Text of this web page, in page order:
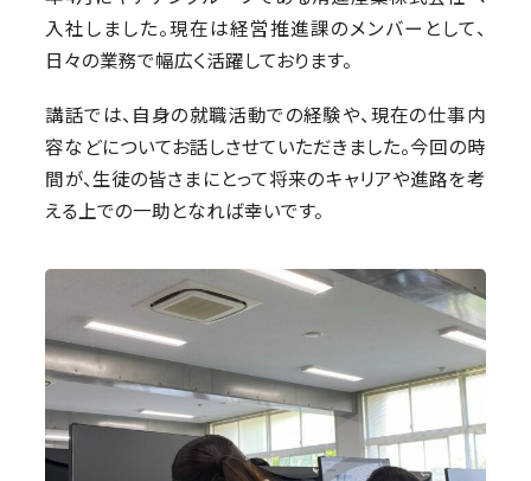
入社しました。現在は経営推進課のメンバーとして、
日々の業務で幅広く活躍しております。
講話では、自身の就職活動での経験や、現在の仕事内
容などについてお話しさせていただきました。今回の時
間が、生徒の皆さまにとって将来のキャリアや進路を考
える上での一助となれば幸いです。